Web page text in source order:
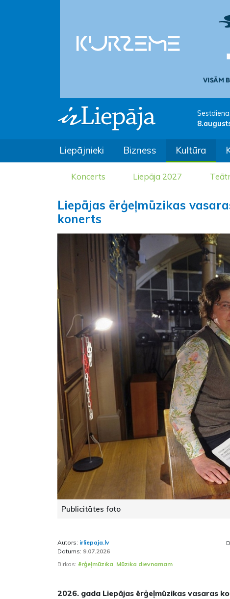
Sestdiena,
Liepājnieki Bizness Kultūra
Koncerts Liepāja 2027
Liepājas ērģeļmūzikas
konerts
Publicitātes foto
Autors: irliepaja.lv
Datums: 9.07.2026
Birkas: ērģeļmūzika, Mūzika dievnamam
2026. gada Liepājas ērģeļmūzikas vasaras